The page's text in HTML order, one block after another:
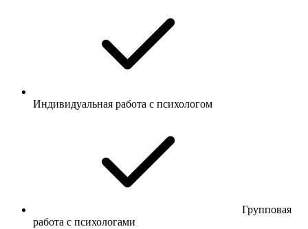
Индивидуальная работа с психологом
Групповая
работа с психологами